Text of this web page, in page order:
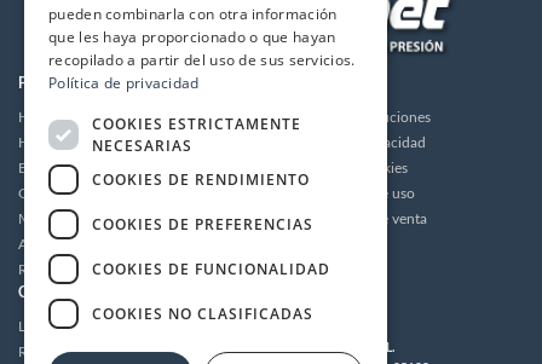
PRODUCTOS
Hidrolimpiadoras
Humidificación
Bombas de alta presión
Grupos motor bomba alta presión
Motores
Accesorios
Recambios / Repuestos
Envios y devoluciones
Política de privacidad
Política de cookies
Condiciones de uso
Condiciones de venta
CUENTA
Login
Registrarse
MULTIDRONET S.L.
pueden combinarla con otra información
que les haya proporcionado o que hayan
recopilado a partir del uso de sus servicios.
Política de privacidad
COOKIES ESTRICTAMENTE
NECESARIAS
COOKIES DE RENDIMIENTO
COOKIES DE PREFERENCIAS
COOKIES DE FUNCIONALIDAD
COOKIES NO CLASIFICADAS